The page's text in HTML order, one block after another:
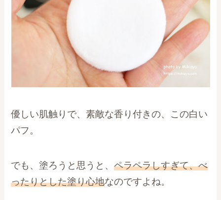
優しい肌触りで、素敵な香り付きの、この白い
パフ。
でも、塗ろうと思うと、ペラペラしすぎて、べ
ったりとした塗り心地なのですよね。